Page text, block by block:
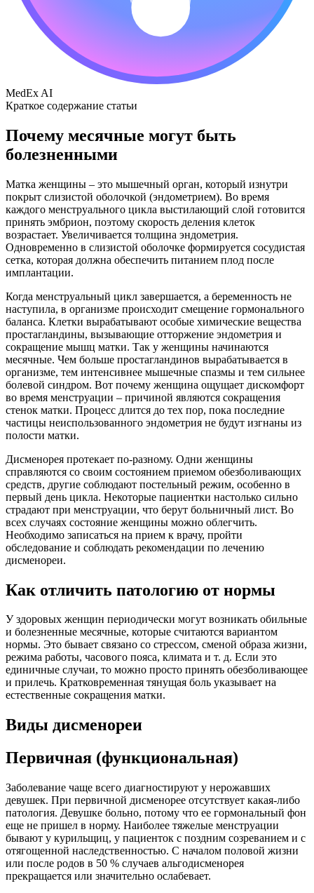
MedEx AI
Краткое содержание статьи
Почему месячные могут быть
болезненными
Матка женщины – это мышечный орган, который изнутри
покрыт слизистой оболочкой (эндометрием). Во время
каждого менструального цикла выстилающий слой готовится
принять эмбрион, поэтому скорость деления клеток
возрастает. Увеличивается толщина эндометрия.
Одновременно в слизистой оболочке формируется сосудистая
сетка, которая должна обеспечить питанием плод после
имплантации.
Когда менструальный цикл завершается, а беременность не
наступила, в организме происходит смещение гормонального
баланса. Клетки вырабатывают особые химические вещества
простагландины, вызывающие отторжение эндометрия и
сокращение мышц матки. Так у женщины начинаются
месячные. Чем больше простагландинов вырабатывается в
организме, тем интенсивнее мышечные спазмы и тем сильнее
болевой синдром. Вот почему женщина ощущает дискомфорт
во время менструации – причиной являются сокращения
стенок матки. Процесс длится до тех пор, пока последние
частицы неиспользованного эндометрия не будут изгнаны из
полости матки.
Дисменорея протекает по-разному. Одни женщины
справляются со своим состоянием приемом обезболивающих
средств, другие соблюдают постельный режим, особенно в
первый день цикла. Некоторые пациентки настолько сильно
страдают при менструации, что берут больничный лист. Во
всех случаях состояние женщины можно облегчить.
Необходимо записаться на прием к врачу, пройти
обследование и соблюдать рекомендации по лечению
дисменореи.
Как отличить патологию от нормы
У здоровых женщин периодически могут возникать обильные
и болезненные месячные, которые считаются вариантом
нормы. Это бывает связано со стрессом, сменой образа жизни,
режима работы, часового пояса, климата и т. д. Если это
единичные случаи, то можно просто принять обезболивающее
и прилечь. Кратковременная тянущая боль указывает на
естественные сокращения матки.
Виды дисменореи
Первичная (функциональная)
Заболевание чаще всего диагностируют у нерожавших
девушек. При первичной дисменорее отсутствует какая-либо
патология. Девушке больно, потому что ее гормональный фон
еще не пришел в норму. Наиболее тяжелые менструации
бывают у курильщиц, у пациенток с поздним созреванием и с
отягощенной наследственностью. С началом половой жизни
или после родов в 50 % случаев альгодисменорея
прекращается или значительно ослабевает.